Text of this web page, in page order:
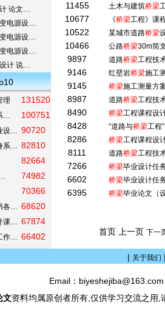
论文…
电源设…
电源设…
电源设…
计 说…
理 131520
… 100751
设… 90720
系… 82810
82664
74982
70366
各… 68620
课… 67874
作… 66402
11455 土木与建筑桥梁
10677 《桥梁工程》课
10522 某城市道路桥梁
10466 公路桥梁30m简
9897 道路桥梁工程技
9146 红壁岩桥梁施工
9145 桥梁施工测量方
8987 道路桥梁工程技
8490 桥梁工程课程设
8428 “道路与桥梁工程
8286 桥梁工程课程设
8111 道路桥梁工程技
7266 桥梁毕业设计任
6602 桥梁毕业设计任
6395 桥梁毕业论文（
首页 上一页 下一
| 关于我们
Email：
文资料均属原创者所有,仅供学习交流之用